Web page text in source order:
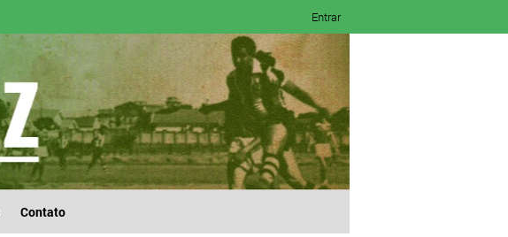
Entrar
Contato